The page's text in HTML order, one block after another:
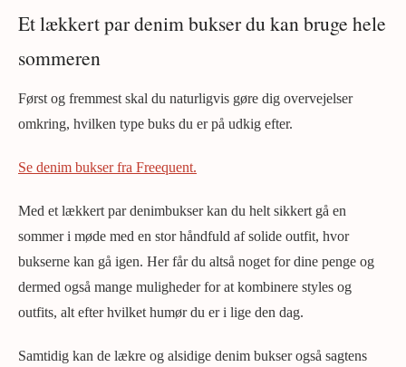
Et lækkert par denim bukser du kan bruge hele
sommeren
Først og fremmest skal du naturligvis gøre dig overvejelser
omkring, hvilken type buks du er på udkig efter.
Se denim bukser fra Freequent.
Med et lækkert par denimbukser kan du helt sikkert gå en
sommer i møde med en stor håndfuld af solide outfit, hvor
bukserne kan gå igen. Her får du altså noget for dine penge og
dermed også mange muligheder for at kombinere styles og
outfits, alt efter hvilket humør du er i lige den dag.
Samtidig kan de lækre og alsidige denim bukser også sagtens